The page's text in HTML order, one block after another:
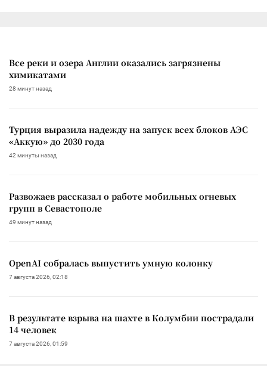
Все реки и озера Англии оказались загрязнены
химикатами
28 минут назад
Турция выразила надежду на запуск всех блоков АЭС
«Аккую» до 2030 года
42 минуты назад
Развожаев рассказал о работе мобильных огневых
групп в Севастополе
49 минут назад
OpenAI собралась выпустить умную колонку
7 августа 2026, 02:18
В результате взрыва на шахте в Колумбии пострадали
14 человек
7 августа 2026, 01:59